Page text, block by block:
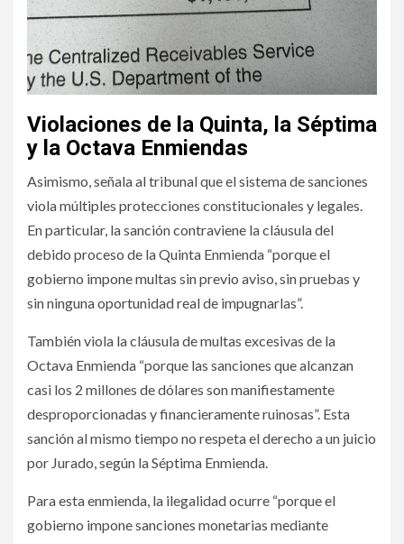
Violaciones de la Quinta, la Séptima
y la Octava Enmiendas
Asimismo, señala al tribunal que el sistema de sanciones
viola múltiples protecciones constitucionales y legales.
En particular, la sanción contraviene la cláusula del
debido proceso de la Quinta Enmienda “porque el
gobierno impone multas sin previo aviso, sin pruebas y
sin ninguna oportunidad real de impugnarlas”.
También viola la cláusula de multas excesivas de la
Octava Enmienda “porque las sanciones que alcanzan
casi los 2 millones de dólares son manifiestamente
desproporcionadas y financieramente ruinosas”. Esta
sanción al mismo tiempo no respeta el derecho a un juicio
por Jurado, según la Séptima Enmienda.
Para esta enmienda, la ilegalidad ocurre “porque el
gobierno impone sanciones monetarias mediante